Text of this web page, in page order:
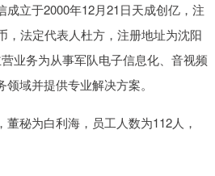
成立于2000年12月21日天成创亿，注
，法定代表人杜方，注册地址为沈阳
业务为从事军队电子信息化、音视频
域并提供专业解决方案。
秘为白利海，员工人数为112人，